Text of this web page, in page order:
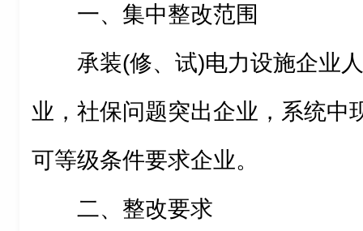
一、集中整改范围
承装(修、试)电力设施企业
业，社保问题突出企业，系统中
可等级条件要求企业。
二、整改要求